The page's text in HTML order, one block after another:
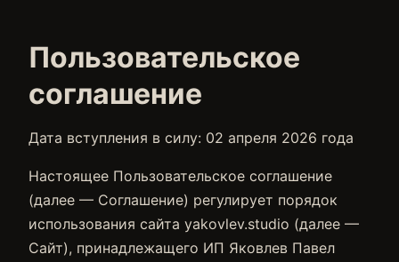
Пользовательское
соглашение
Дата вступления в силу: 02 апреля 2026 года
Настоящее Пользовательское соглашение
(далее — Соглашение) регулирует порядок
использования сайта yakovlev.studio (далее —
Сайт), принадлежащего ИП Яковлев Павел